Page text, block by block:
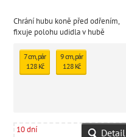
Chrání hubu koně před odřením,
fixuje polohu udidla v hubě
7 cm, pár
128 Kč
9 cm, pár
128 Kč
10 dní Detail